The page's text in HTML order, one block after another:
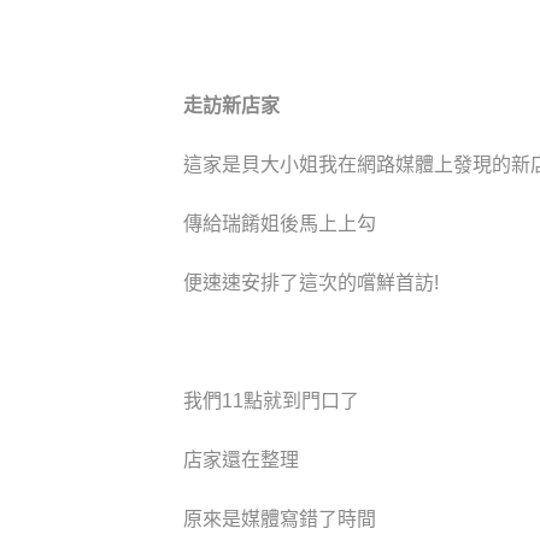
走訪新店家
這家是貝大小姐我在網路媒體上發現的新
傳給瑞餚姐後馬上上勾
便速速安排了這次的嚐鮮首訪!
我們11點就到門口了
店家還在整理
原來是媒體寫錯了時間